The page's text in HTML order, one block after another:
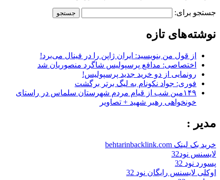
جستجو برای:
نوشته‌های تازه
از قول من بنویسید: ایران ژاپن را در فینال می‌برد!
اختصاصی: مدافع پرسپولیس شاگرد منصوریان شد
رونمایی از دو خرید جدید پرسپولیس!
فوری: جواد نکونام به لیگ برتر برگشت
۱۴۹مین شب از قیام مردم شهرستان سلماس در راستای
خونخواهی رهبر شهید + تصاویر
مدیر :
خرید بک لینک behtarinbacklink.com
لایسنس نود32
پسورد نود 32
اوکلی لایسنس رایگان نود 32